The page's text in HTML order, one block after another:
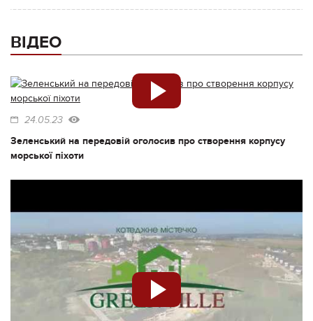
ВІДЕО
24.05.23
Зеленський на передовій оголосив про створення корпусу
морської піхоти